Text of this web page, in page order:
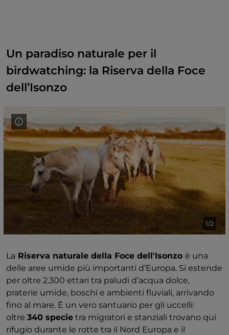
Un paradiso naturale per il
birdwatching: la Riserva della Foce
dell’Isonzo
1/2
La Riserva naturale della Foce dell'Isonzo è una
delle aree umide più importanti d’Europa. Si estende
per oltre 2.300 ettari tra paludi d’acqua dolce,
praterie umide, boschi e ambienti fluviali, arrivando
fino al mare. È un vero santuario per gli uccelli:
oltre 340 specie tra migratori e stanziali trovano qui
rifugio durante le rotte tra il Nord Europa e il